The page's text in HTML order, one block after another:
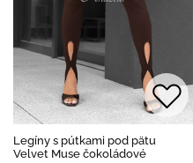
Legíny s pútkami pod pätu
Velvet Muse čokoládové